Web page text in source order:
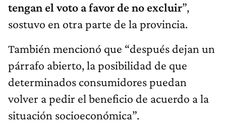
tengan el voto a favor de no excluir”,
sostuvo en otra parte de la provincia.
También mencionó que “después dejan un
párrafo abierto, la posibilidad de que
determinados consumidores puedan
volver a pedir el beneficio de acuerdo a la
situación socioeconómica”.